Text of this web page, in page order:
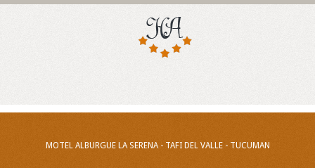
MOTEL ALBURGUE LA SERENA - TAFI DEL VALLE - TUCUMAN